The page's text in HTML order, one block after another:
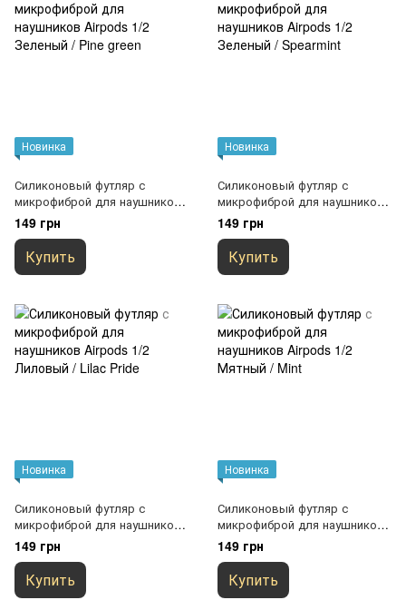
Новинка
Силиконовый футляр с
микрофиброй для наушников
Airpods 1/2 Зеленый / Pine
green
149 грн
Купить
Новинка
Силиконовый футляр с
микрофиброй для наушников
Airpods 1/2 Зеленый /
Spearmint
149 грн
Купить
Новинка
Силиконовый футляр с
микрофиброй для наушников
Airpods 1/2 Лиловый / Lilac
Pride
149 грн
Купить
Новинка
Силиконовый футляр с
микрофиброй для наушников
Airpods 1/2 Мятный / Mint
149 грн
Купить